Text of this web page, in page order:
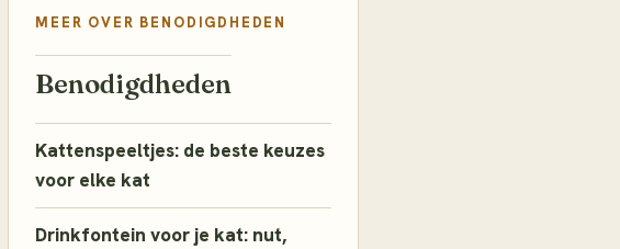
MEER OVER BENODIGDHEDEN
Benodigdheden
Kattenspeeltjes: de beste keuzes
voor elke kat
Drinkfontein voor je kat: nut,